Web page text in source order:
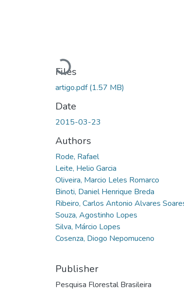
Loading...
Files
artigo.pdf(1.57 MB)
Date
2015-03-23
Authors
Rode, Rafael
Leite, Helio Garcia
Oliveira, Marcio Leles Romarco
Binoti, Daniel Henrique Breda
Ribeiro, Carlos Antonio Alvares
Souza, Agostinho Lopes
Silva, Márcio Lopes
Cosenza, Diogo Nepomuceno
Publisher
Pesquisa Florestal Brasileira